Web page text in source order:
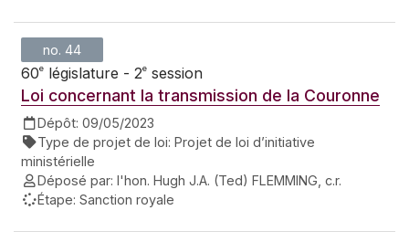
no. 44
60e législature - 2e session
Loi concernant la transmission de la Couronne
Dépôt: 09/05/2023
Type de projet de loi: Projet de loi d’initiative
ministérielle
Déposé par: l'hon. Hugh J.A. (Ted) FLEMMING, c.r.
Étape: Sanction royale